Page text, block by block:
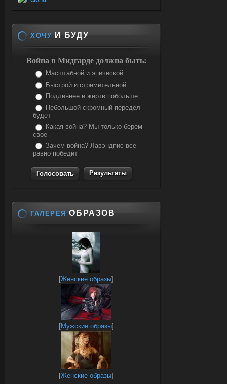
ХОЧУ И БУДУ
Война в Мидгарде должна быть:
Масштабной и эпической
Быстрой и стремительной
Подлиннее и жертв побольше
Небольшой скромный передел
будет
Какая война? Мы только берем
свое
Зачем война? Лавэндпис все
равно победит
Результаты
ГАЛЕРЕЯ ОБРАЗОВ
[Женские образы]
[Мужские образы]
[Женские образы]